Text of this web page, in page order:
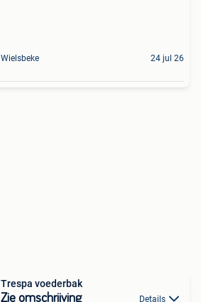
Wielsbeke 24 jul 26
Trespa voederbak
Zie omschrijving Details